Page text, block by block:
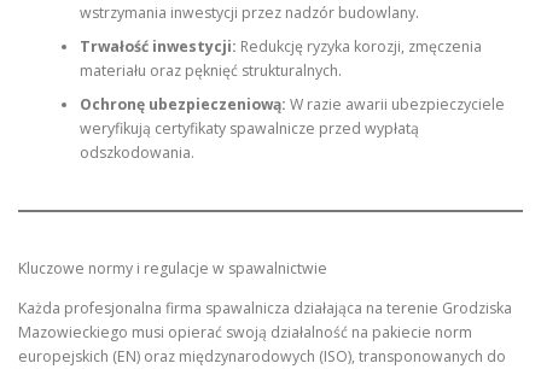
wstrzymania inwestycji przez nadzór budowlany.
Trwałość inwestycji: Redukcję ryzyka korozji, zmęczenia
materiału oraz pęknięć strukturalnych.
Ochronę ubezpieczeniową: W razie awarii ubezpieczyciele
weryfikują certyfikaty spawalnicze przed wypłatą
odszkodowania.
Kluczowe normy i regulacje w spawalnictwie
Każda profesjonalna firma spawalnicza działająca na terenie Grodziska
Mazowieckiego musi opierać swoją działalność na pakiecie norm
europejskich (EN) oraz międzynarodowych (ISO), transponowanych do